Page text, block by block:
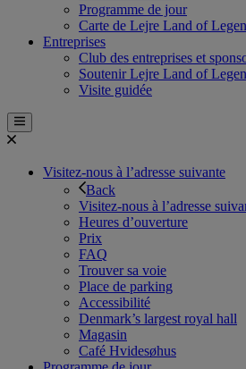
Programme de jour
Carte de Lejre Land of
Entreprises
Club des entreprises et
Soutenir Lejre Land of
Visite guidée
Visitez-nous à l’adresse suivante
Back
Visitez-nous à l’adresse
Heures d’ouverture
Prix
FAQ
Trouver sa voie
Place de parking
Accessibilité
Denmark’s largest royal hall
Magasin
Café Hvidesøhus